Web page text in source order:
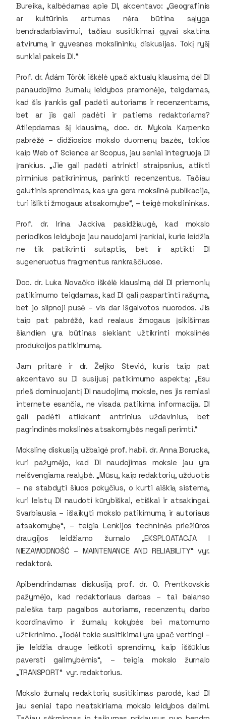
Bureika, kalbėdamas apie DI, akcentavo: „Geografinis
ar kultūrinis artumas nėra būtina sąlyga
bendradarbiavimui, tačiau susitikimai gyvai skatina
atvirumą ir gyvesnes mokslininkų diskusijas. Tokį ryšį
sunkiai pakeis DI.“
Prof. dr. Ádám Török iškėlė ypač aktualų klausimą dėl DI
panaudojimo žurnalų leidybos pramonėje, teigdamas,
kad šis įrankis gali padėti autoriams ir recenzentams,
bet ar jis gali padėti ir patiems redaktoriams?
Atliepdamas šį klausimą, doc. dr. Mykola Karpenko
pabrėžė – didžiosios mokslo duomenų bazės, tokios
kaip Web of Science ar Scopus, jau seniai integruoja DI
įrankius. „Jie gali padėti atrinkti straipsnius, atlikti
pirminius patikrinimus, parinkti recenzentus. Tačiau
galutinis sprendimas, kas yra gera mokslinė publikacija,
turi išlikti žmogaus atsakomybe“, – teigė mokslininkas.
Prof. dr. Irina Jackiva pasidžiaugė, kad mokslo
periodikos leidyboje jau naudojami įrankiai, kurie leidžia
ne tik patikrinti sutaptis, bet ir aptikti DI
sugeneruotus fragmentus rankraščiuose.
Doc. dr. Luka Novačko iškėlė klausimą dėl DI priemonių
patikimumo teigdamas, kad DI gali paspartinti rašymą,
bet jo silpnoji pusė – vis dar išgalvotos nuorodos. Jis
taip pat pabrėžė, kad realaus žmogaus įsikišimas
šiandien yra būtinas siekiant užtikrinti mokslinės
produkcijos patikimumą.
Jam pritarė ir dr. Željko Stević, kuris taip pat
akcentavo su DI susijusį patikimumo aspektą: „Esu
prieš dominuojantį DI naudojimą moksle, nes jis remiasi
internete esančia, ne visada patikima informacija. DI
gali padėti atliekant antrinius uždavinius, bet
pagrindinės mokslinės atsakomybės negali perimti.“
Mokslinę diskusiją užbaigė prof. habil. dr. Anna Borucka,
kuri pažymėjo, kad DI naudojimas moksle jau yra
neišvengiama realybė. „Mūsų, kaip redaktorių, užduotis
– ne stabdyti šiuos pokyčius, o kurti aiškią sistemą,
kuri leistų DI naudoti kūrybiškai, etiškai ir atsakingai.
Svarbiausia – išlaikyti mokslo patikimumą ir autoriaus
atsakomybę“, – teigia Lenkijos techninės priežiūros
draugijos leidžiamo žurnalo „EKSPLOATACJA I
NIEZAWODNOŚĆ – MAINTENANCE AND RELIABILITY“ vyr.
redaktorė.
Apibendrindamas diskusiją prof. dr. O. Prentkovskis
pažymėjo, kad redaktoriaus darbas – tai balanso
paieška tarp pagalbos autoriams, recenzentų darbo
koordinavimo ir žurnalų kokybės bei matomumo
užtikrinimo. „Todėl tokie susitikimai yra ypač vertingi –
jie leidžia drauge ieškoti sprendimų, kaip iššūkius
paversti galimybėmis“, – teigia mokslo žurnalo
„TRANSPORT“ vyr. redaktorius.
Mokslo žurnalų redaktorių susitikimas parodė, kad DI
jau seniai tapo neatskiriama mokslo leidybos dalimi.